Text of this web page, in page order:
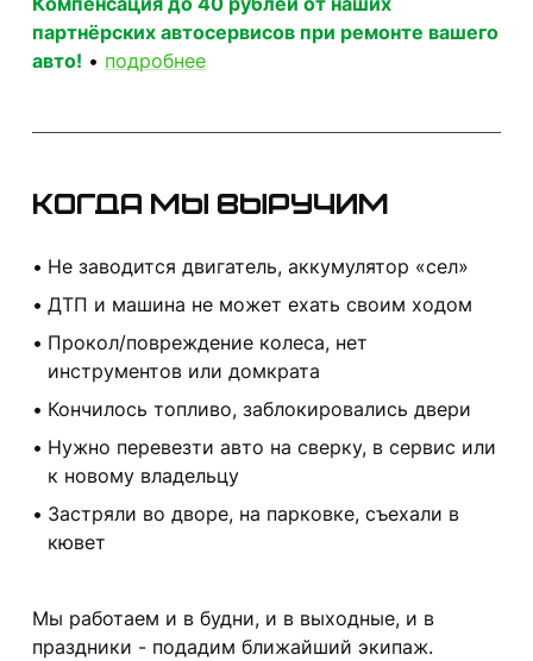
партнёрских автосервисов при ремонте вашего
авто! • подробнее
Когда мы выручим
Не заводится двигатель, аккумулятор «сел»
ДТП и машина не может ехать своим ходом
Прокол/повреждение колеса, нет
инструментов или домкрата
Кончилось топливо, заблокировались двери
Нужно перевезти авто на сверку, в сервис или
к новому владельцу
Застряли во дворе, на парковке, съехали в
кювет
Мы работаем и в будни, и в выходные, и в
праздники - подадим ближайший экипаж.